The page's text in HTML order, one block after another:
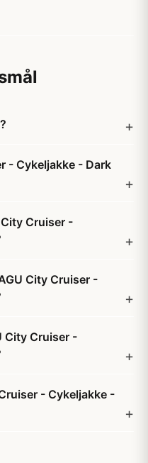
- Cykeljakke - Dark
Cruiser -
City Cruiser -
City Cruiser -
- Cykeljakke -